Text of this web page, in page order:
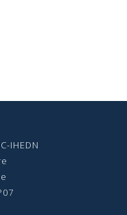
IHEDN